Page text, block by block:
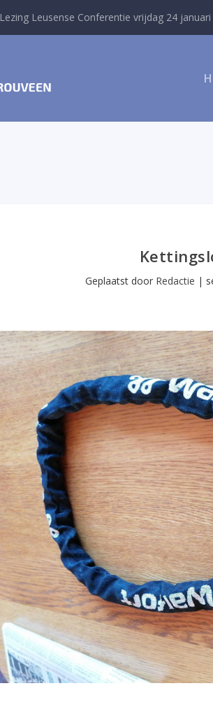
Lezing Leusense Conferentie vrijdag 24 januari
Geplaatst door Redactie |